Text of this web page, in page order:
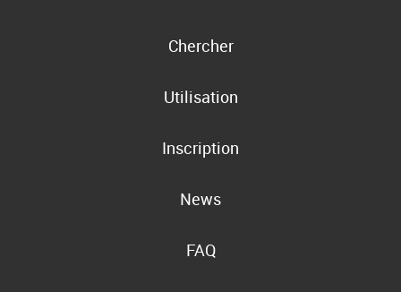
Chercher
Utilisation
Inscription
News
FAQ